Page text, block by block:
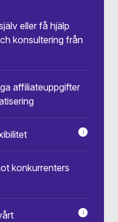
eller få hjälp
konsultering från
affiliateuppgifter
i
konkurrenters
i